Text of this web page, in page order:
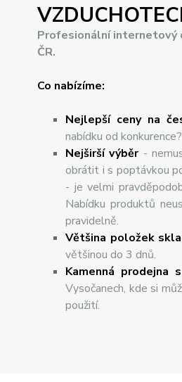
Profesionální internetový
ČR.
Co nabízíme:
Nejlepší ceny na
nabídku od
Nejširšívýběr-
obrátit i s poptávkou
- je velmi
Nabídku produktů
pravidelně.
Většina položek
většinou do 3 dnů.
Kamenná prodejna
Vysočanech, kde si
použití.